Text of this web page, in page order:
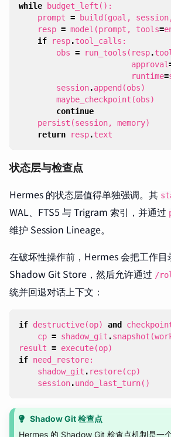
while budget_left ():
prompt = build(goal , session
resp = model (prompt , tools=
if
resp.tool_calls :
obs = run_tools ( resp.
approval
runtime=
session.append(obs)
maybe_checkpoint (obs)
continue
persist (session, memory)
return
resp.text
状态层与检查点
Hermes 的状态层值得单独强调。其
WAL、FTS5 与 Trigram 索引，并通过
维护 Session Lineage。
在破坏性操作前，Hermes 会把工作
Shadow Git Store，然后允许通过 /
统并回退对话上下文：
if destructive(op) and
cp = shadow_git .snapshot (
result = execute(op)
if need_restore:
shadow_git . restore(cp)
session.undo_last_turn()
Shadow Git 检查点
Hermes 的 Shadow Git 检查点机制是一